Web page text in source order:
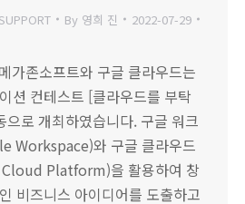
SUPPORT By 영희 진
2022-07-29
가존소프트와 구글 클라우드는
션 컨테스트 [클라우드를 부탁
으로 개최하였습니다. 구글 워크
Workspace)와 구글 클라우드
Platform)을 활용하여 창
비즈니스 아이디어를 도출하고